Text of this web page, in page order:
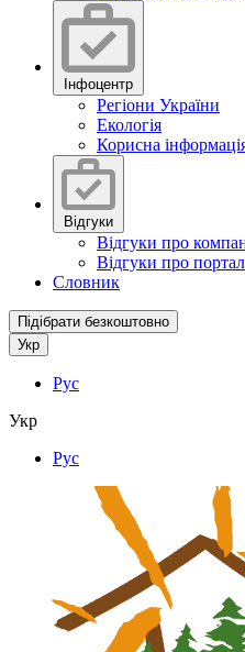
Інфоцентр
Регіони України
Екологія
Корисна
Відгуки
Відгуки про
Відгуки про
Словник
Підібрати безкоштовно
Укр
Рус
Укр
Рус